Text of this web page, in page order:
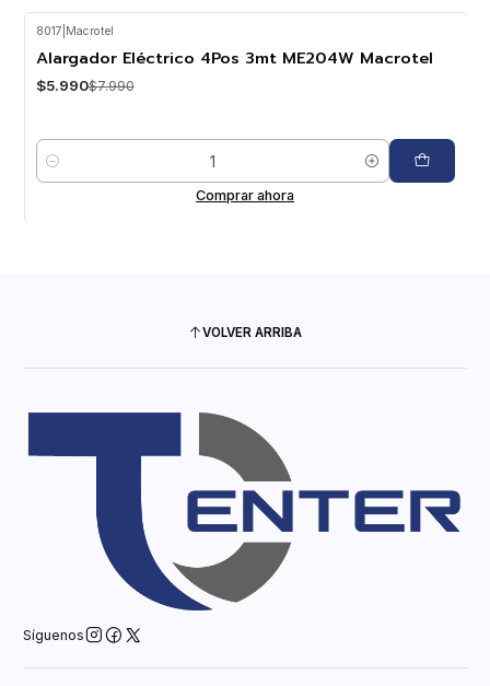
8017 Macrotel
Alargador Eléctrico 4Pos 3mt ME204W Macrotel
$5.990$7.990
Cantidad
Comprar ahora
VOLVER ARRIBA
Síguenos